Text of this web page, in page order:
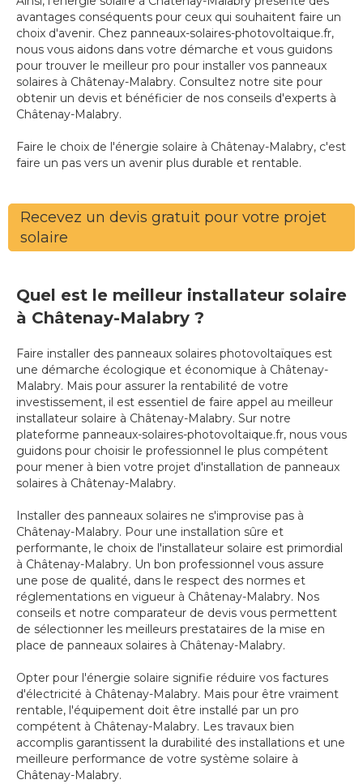
avantages conséquents pour ceux qui souhaitent faire un
choix d'avenir. Chez panneaux-solaires-photovoltaique.fr,
nous vous aidons dans votre démarche et vous guidons
pour trouver le meilleur pro pour installer vos panneaux
solaires à Châtenay-Malabry. Consultez notre site pour
obtenir un devis et bénéficier de nos conseils d'experts à
Châtenay-Malabry.
Faire le choix de l'énergie solaire à Châtenay-Malabry, c'est
faire un pas vers un avenir plus durable et rentable.
Recevez un devis gratuit pour votre projet
solaire
Quel est le meilleur installateur solaire
à Châtenay-Malabry ?
Faire installer des panneaux solaires photovoltaïques est
une démarche écologique et économique à Châtenay-
Malabry. Mais pour assurer la rentabilité de votre
investissement, il est essentiel de faire appel au meilleur
installateur solaire à Châtenay-Malabry. Sur notre
plateforme panneaux-solaires-photovoltaique.fr, nous vous
guidons pour choisir le professionnel le plus compétent
pour mener à bien votre projet d'installation de panneaux
solaires à Châtenay-Malabry.
Installer des panneaux solaires ne s'improvise pas à
Châtenay-Malabry. Pour une installation sûre et
performante, le choix de l'installateur solaire est primordial
à Châtenay-Malabry. Un bon professionnel vous assure
une pose de qualité, dans le respect des normes et
réglementations en vigueur à Châtenay-Malabry. Nos
conseils et notre comparateur de devis vous permettent
de sélectionner les meilleurs prestataires de la mise en
place de panneaux solaires à Châtenay-Malabry.
Opter pour l'énergie solaire signifie réduire vos factures
d'électricité à Châtenay-Malabry. Mais pour être vraiment
rentable, l'équipement doit être installé par un pro
compétent à Châtenay-Malabry. Les travaux bien
accomplis garantissent la durabilité des installations et une
meilleure performance de votre système solaire à
Châtenay-Malabry.